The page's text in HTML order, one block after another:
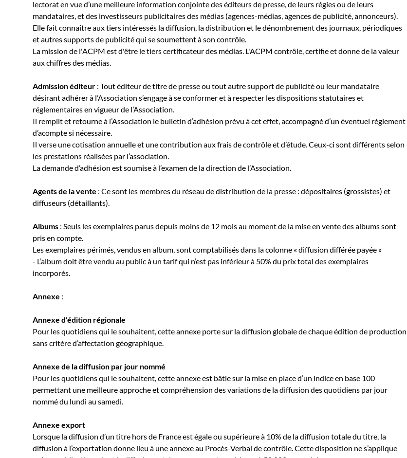
lectorat en vue d’une meilleure information conjointe des éditeurs de presse, de leurs régies ou de leurs
mandataires, et des investisseurs publicitaires des médias (agences-médias, agences de publicité, annonceurs).
Elle fait connaître aux tiers intéressés la diffusion, la distribution et le dénombrement des journaux, périodiques
et autres supports de publicité qui se soumettent à son contrôle.
La mission de l'ACPM est d'être le tiers certificateur des médias. L'ACPM contrôle, certifie et donne de la valeur
aux chiffres des médias.
Admission éditeur : Tout éditeur de titre de presse ou tout autre support de publicité ou leur mandataire
désirant adhérer à l’Association s’engage à se conformer et à respecter les dispositions statutaires et
réglementaires en vigueur de l’Association.
Il remplit et retourne à l’Association le bulletin d’adhésion prévu à cet effet, accompagné d’un éventuel règlement
d’acompte si nécessaire.
Il verse une cotisation annuelle et une contribution aux frais de contrôle et d’étude. Ceux-ci sont différents selon
les prestations réalisées par l’association.
La demande d’adhésion est soumise à l’examen de la direction de l’Association.
Agents de la vente : Ce sont les membres du réseau de distribution de la presse : dépositaires (grossistes) et
diffuseurs (détaillants).
Albums : Seuls les exemplaires parus depuis moins de 12 mois au moment de la mise en vente des albums sont
pris en compte.
Les exemplaires périmés, vendus en album, sont comptabilisés dans la colonne « diffusion différée payée »
- L’album doit être vendu au public à un tarif qui n’est pas inférieur à 50% du prix total des exemplaires
incorporés.
Annexe :
Annexe d’édition régionale
Pour les quotidiens qui le souhaitent, cette annexe porte sur la diffusion globale de chaque édition de production
sans critère d’affectation géographique.
Annexe de la diffusion par jour nommé
Pour les quotidiens qui le souhaitent, cette annexe est bâtie sur la mise en place d’un indice en base 100
permettant une meilleure approche et compréhension des variations de la diffusion des quotidiens par jour
nommé du lundi au samedi.
Annexe export
Lorsque la diffusion d’un titre hors de France est égale ou supérieure à 10% de la diffusion totale du titre, la
diffusion à l’exportation donne lieu à une annexe au Procès-Verbal de contrôle. Cette disposition ne s’applique